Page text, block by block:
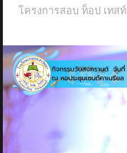
โครงการสอบ ท็อป เทส